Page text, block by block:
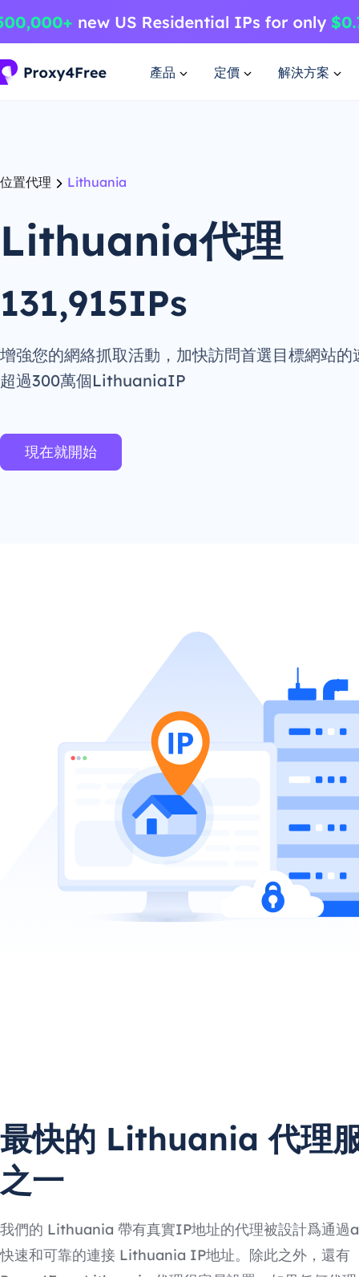
產品 定價 解決方案
位置代理 Lithuania
Lithuania代理
131,915IPs
增強您的網絡抓取活動，加快訪問首選目標網站的
超過300萬個LithuaniaIP
現在就開始
最快的 Lithuania 代理
之一
我們的 Lithuania 帶有真實IP地址的代理被設計爲通過
快速和可靠的連接 Lithuania IP地址。除此之外，還有